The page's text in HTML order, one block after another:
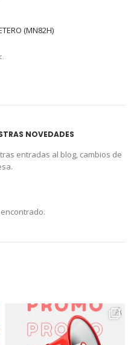
(MN82H)
NOVEDADES
entradas al blog, cambios de